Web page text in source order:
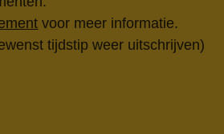
voor meer informatie.
tijdstip weer uitschrijven)